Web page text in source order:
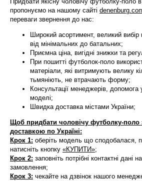
пропонуємо на нашому сайті
переваги звернення до нас:
Широкий асортимент, великий вибір
від мінімальних до батальних;
Приємна ціна, вигідні знижки та
При пошитті футболок-поло
матеріали, які витримують велику
тьмяніють, не втрачають форму;
Консультації менеджерів, допомога
моделі;
Швидка доставка містами України;
Щоб придбати чоловічу футболку-поло
доставкою по Україні:
Крок 1: оберіть модель що сподобалася,
натисніть кнопку «КУПИТИ»;
Крок 2: заповніть потрібні контактні дані
замовлення;
Крок 3: чекайте на дзвінок нашого